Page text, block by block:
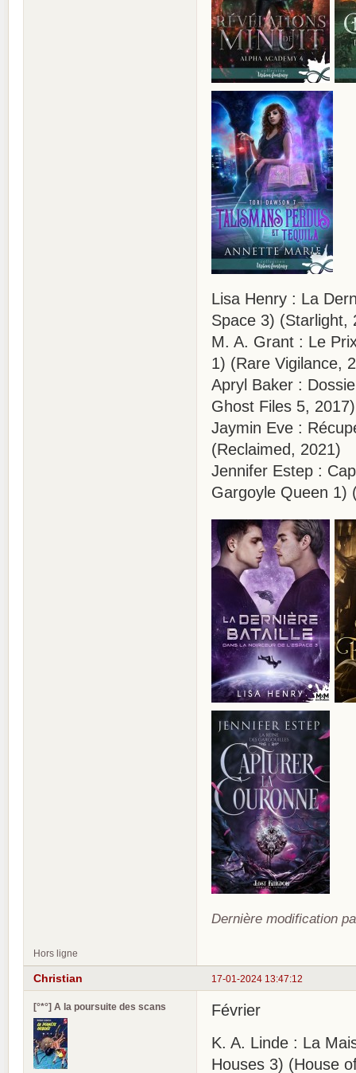
Lisa Henry : La
Space 3) (Starlight,
M. A. Grant : Le
1) (Rare Vigilance,
Apryl Baker :
Ghost Files 5, 2017)
Jaymin Eve :
(Reclaimed, 2021)
Jennifer Estep :
Gargoyle Queen 1)
Dernière modification
Hors ligne
17-01-2024 13:47:12
Christian
[°*°] A la poursuite des scans
Février
K. A. Linde : La
Houses 3) (House